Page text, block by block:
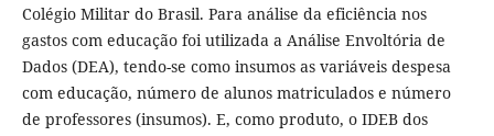
Colégio Militar do Brasil. Para análise da eficiência nos
gastos com educação foi utilizada a Análise Envoltória de
Dados (DEA), tendo-se como insumos as variáveis despesa
com educação, número de alunos matriculados e número
de professores (insumos). E, como produto, o IDEB dos